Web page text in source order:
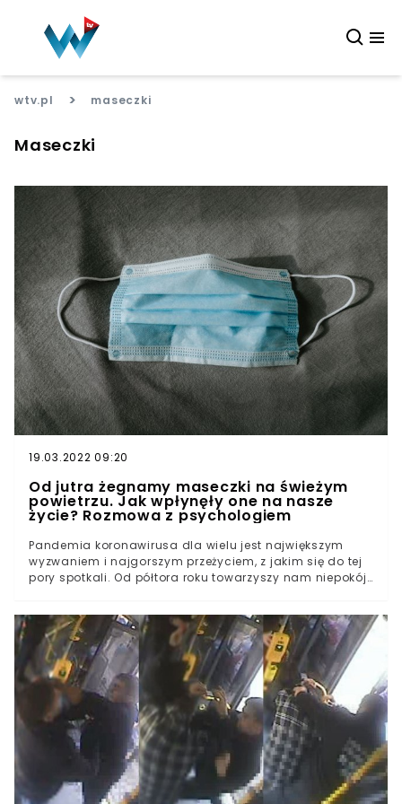
wtv.pl > maseczki
Maseczki
19.03.2022 09:20
Od jutra żegnamy maseczki na świeżym
powietrzu. Jak wpłynęły one na nasze
życie? Rozmowa z psychologiem
Pandemia koronawirusa dla wielu jest największym
wyzwaniem i najgorszym przeżyciem, z jakim się do tej
pory spotkali. Od półtora roku towarzyszy nam niepokój
pomyśleć, że będziemy musieli chronić się przed
śmiertelną chorobą. Dzisiaj ciężko wyobrazić sobie
rzeczywistość bez koronawirusa. Spójrzmy wstecz na to,
jak maseczki stały się naszą codziennością. O
kontrowersjach i problemach związanych z ich
noszeniem opowie psycholożka, Katarzyna Kucewicz.16
kwietnia 2020 r. zapadła decyzja o przymusowym
zasłanianiu nosa i ust w przestrzeni publicznej.
Gospodarka została zamrożona, a Polacy po raz
pierwszy poznali znaczenie słowa “lockdown”. Szok
wywołany całą sytuacją spowodował, że zapasy masek